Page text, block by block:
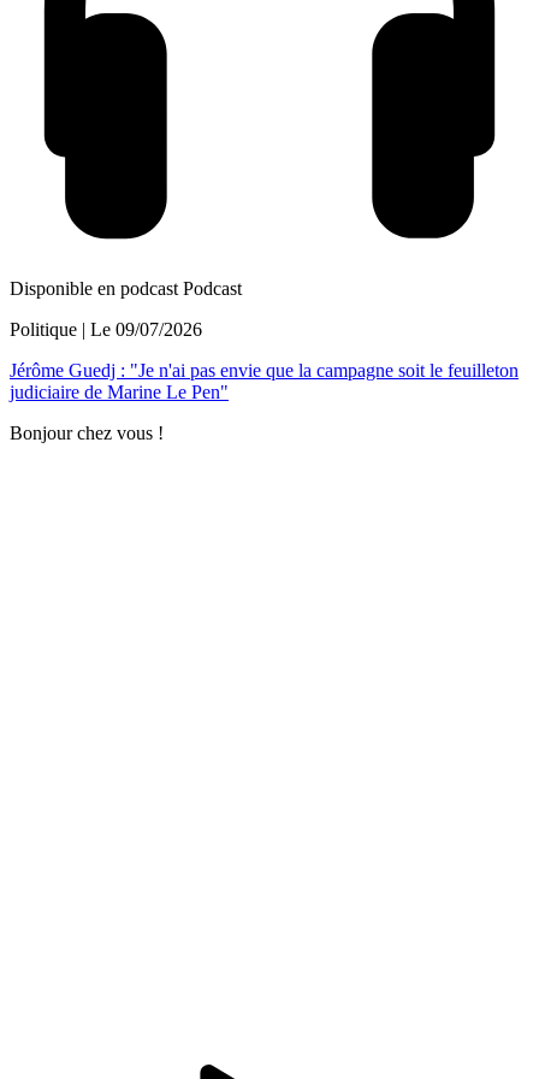
Disponible en podcast Podcast
Politique | Le 09/07/2026
Jérôme Guedj : "Je n'ai pas envie que la campagne soit le feuilleton
judiciaire de Marine Le Pen"
Bonjour chez vous !